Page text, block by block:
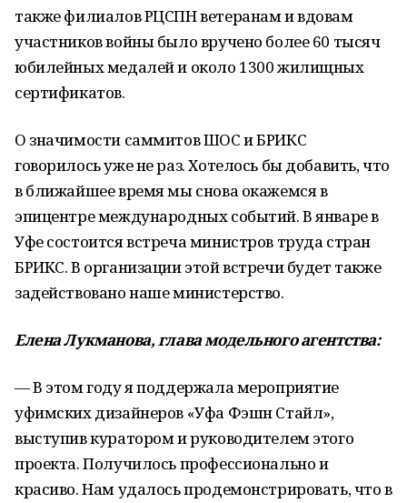
также филиалов РЦСПН ветеранам и вдовам
участников войны было вручено более 60 тысяч
юбилейных медалей и около 1300 жилищных
сертификатов.
О значимости саммитов ШОС и БРИКС
говорилось уже не раз. Хотелось бы добавить, что
в ближайшее время мы снова окажемся в
эпицентре международных событий. В январе в
Уфе состоится встреча министров труда стран
БРИКС. В организации этой встречи будет также
задействовано наше министерство.
Елена Лукманова, глава модельного агентства:
— В этом году я поддержала мероприятие
уфимских дизайнеров «Уфа Фэшн Стайл»,
выступив куратором и руководителем этого
проекта. Получилось профессионально и
красиво. Нам удалось продемонстрировать, что в